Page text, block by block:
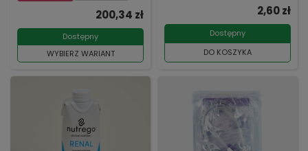
Dostępny
WYBIERZ WARIANT
200,34 zł
Dostępny
DO KOSZYKA
2,60 zł